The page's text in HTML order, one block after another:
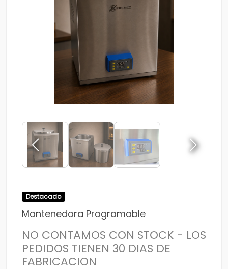
Destacado
Mantenedora Programable
NO CONTAMOS CON STOCK - LOS
PEDIDOS TIENEN 30 DIAS DE
FABRICACION